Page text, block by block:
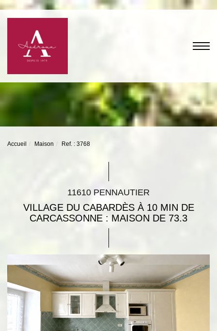
Accueil Maison Ref. : 3768
11610 PENNAUTIER
VILLAGE DU CABARDÈS À 10 MIN DE
CARCASSONNE : MAISON DE 73.3